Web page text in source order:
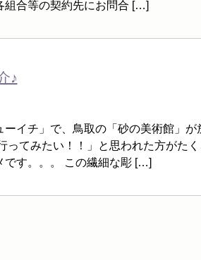
組合等の契約先にお問合 […]
♪
イチ」で、鳥取の「砂の美術館」が
ってみたい！！」と思われた方がた
です。。。 この繊細な彫 […]